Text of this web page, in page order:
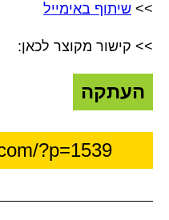
>> שיתוף באימייל
>> קישור מקוצר לכאן:
העתקה